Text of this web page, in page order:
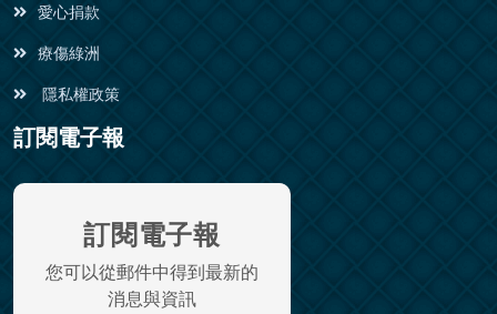
愛心捐款
療傷綠洲
隱私權政策
訂閱電子報
訂閱電子報
您可以從郵件中得到最新的
消息與資訊